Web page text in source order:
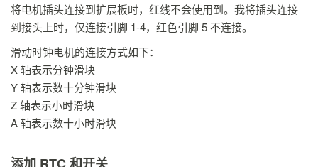
将电机插头连接到扩展板时，红线不会使用到。我将插头连接
到接头上时，仅连接引脚 1-4，红色引脚 5 不连接。
滑动时钟电机的连接方式如下：
X 轴表示分钟滑块
Y 轴表示数十分钟滑块
Z 轴表示小时滑块
A 轴表示数十小时滑块
添加 RTC 和开关